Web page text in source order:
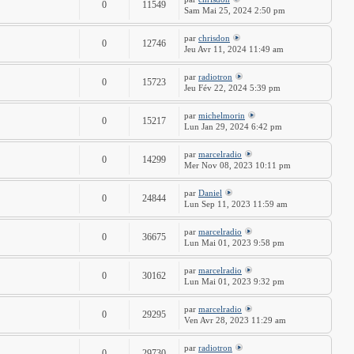
0 11549
Sam Mai 25, 2024 2:50 pm
0 12746 par chrisdon
Jeu Avr 11, 2024 11:49 am
0 15723 par radiotron
Jeu Fév 22, 2024 5:39 pm
0 15217 par michelmorin
Lun Jan 29, 2024 6:42 pm
0 14299 par marcelradio
Mer Nov 08, 2023 10:11 pm
0 24844 par Daniel
Lun Sep 11, 2023 11:59 am
0 36675 par marcelradio
Lun Mai 01, 2023 9:58 pm
0 30162 par marcelradio
Lun Mai 01, 2023 9:32 pm
0 29295 par marcelradio
Ven Avr 28, 2023 11:29 am
par radiotron